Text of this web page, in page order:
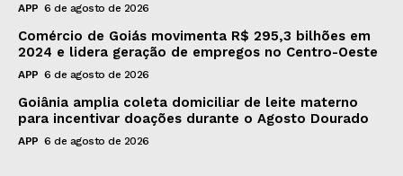
APP 6 de agosto de 2026
Comércio de Goiás movimenta R$ 295,3 bilhões em
2024 e lidera geração de empregos no Centro-Oeste
APP 6 de agosto de 2026
Goiânia amplia coleta domiciliar de leite materno
para incentivar doações durante o Agosto Dourado
APP 6 de agosto de 2026